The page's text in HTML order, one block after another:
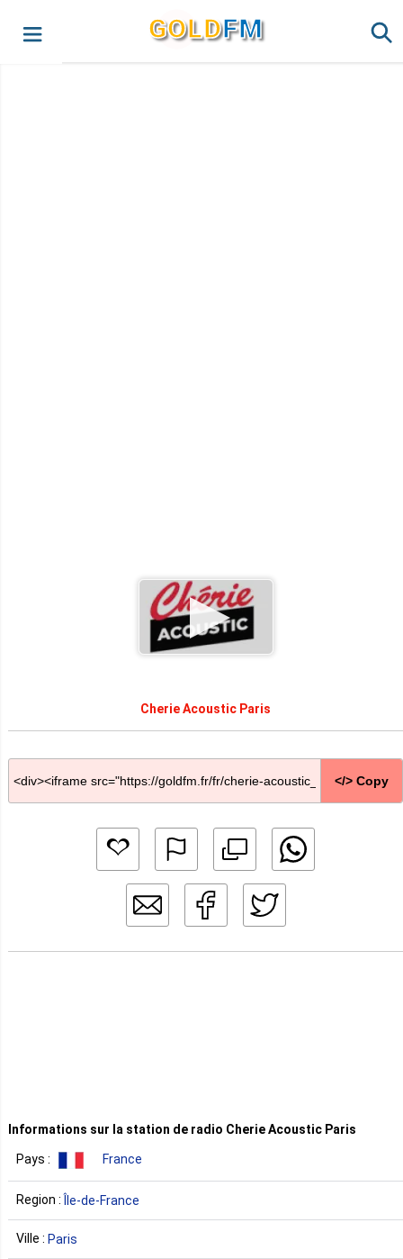
GOLDFM
Cherie Acoustic Paris
</> Copy
Informations sur la station de radio Cherie Acoustic Paris
Pays : France
Region : Île-de-France
Ville : Paris